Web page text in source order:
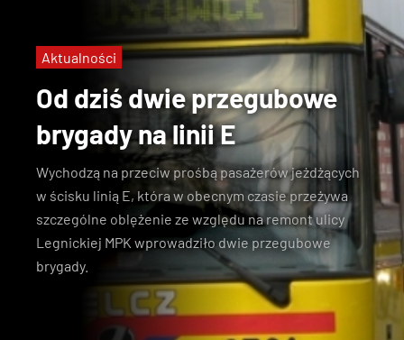
Od dziś dwie przegubowe
brygady na linii E
Wychodzą na przeciw prośbą pasażerów jeżdżących
w ścisku linią E, która w obecnym czasie przeżywa
szczególne oblężenie ze względu na remont ulicy
Legnickiej MPK wprowadziło dwie przegubowe
brygady.
Aktualności